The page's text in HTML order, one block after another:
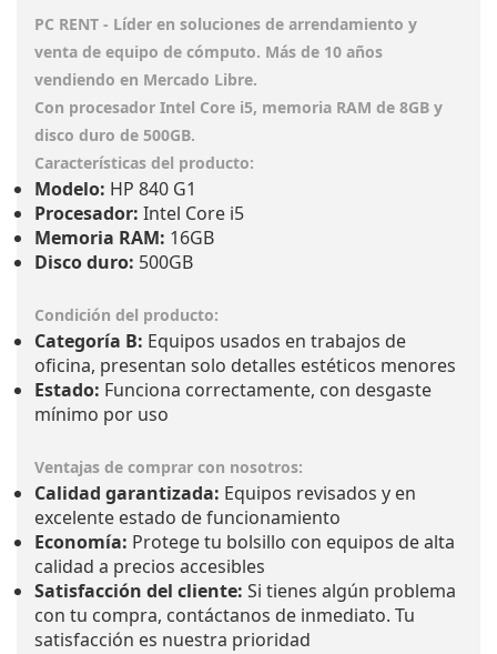
PC RENT - Líder en soluciones de arrendamiento y
venta de equipo de cómputo. Más de 10 años
vendiendo en Mercado Libre.
Con procesador Intel Core i5, memoria RAM de 8GB y
disco duro de 500GB.
Características del producto:
Modelo: HP 840 G1
Procesador: Intel Core i5
Memoria RAM: 16GB
Disco duro: 500GB
Condición del producto:
Categoría B: Equipos usados en trabajos de
oficina, presentan solo detalles estéticos menores
Estado: Funciona correctamente, con desgaste
mínimo por uso
Ventajas de comprar con nosotros:
Calidad garantizada: Equipos revisados y en
excelente estado de funcionamiento
Economía: Protege tu bolsillo con equipos de alta
calidad a precios accesibles
Satisfacción del cliente: Si tienes algún problema
con tu compra, contáctanos de inmediato. Tu
satisfacción es nuestra prioridad